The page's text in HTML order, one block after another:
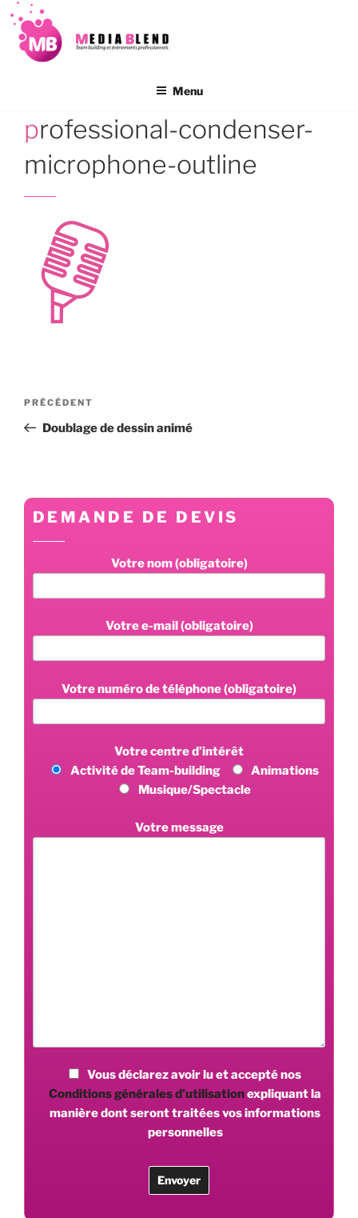
Aller
contenu
principal
Menu
professional-condenser-
microphone-outline
Navigation
l’article
Article
précédent
PRÉCÉDENT
Doublage de dessin animé
DEMANDE DE DEVIS
Votre nom (obligatoire)
Votre e-mail (obligatoire)
Votre numéro de téléphone (obligatoire)
Votre centre d’intérêt
Activité de Team-building
Animations
Musique/Spectacle
Votre message
Vous déclarez avoir lu et accepté nos
Conditions générales d’utilisationexpliquant la
manière dont seront traitées vos informations
personnelles